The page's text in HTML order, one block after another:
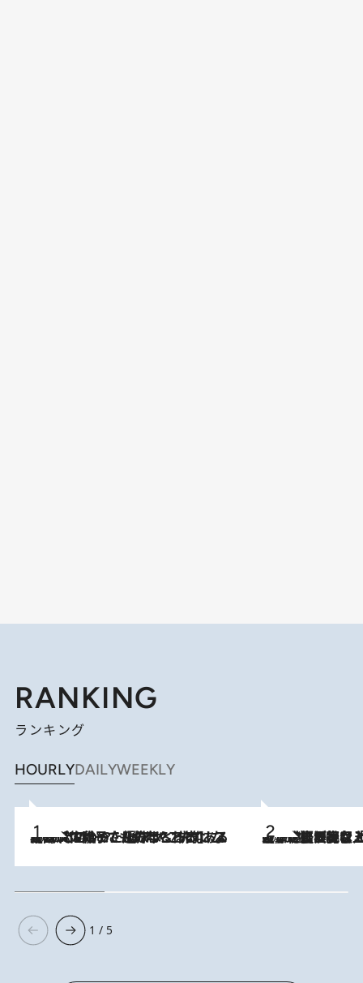
RANKING
ランキング
HOURLYDAILYWEEKLY
2026.8.5
【阿川佐和子さんの年とる力】なぜ70代で始めた趣味は“こんなに楽しい”のか？ ピアノ、俳句…スランプに陥っても続けられる“ある秘訣”とは 2026.8.5
【なぜ吉沢亮は「気配を消せる」のか？】興行収入208億の『国宝』を経て挑むミュージカル『ディア・エヴァン・ハンセン』。トップ俳優が舞台上でさらけ出した“孤独”とは
1 / 5